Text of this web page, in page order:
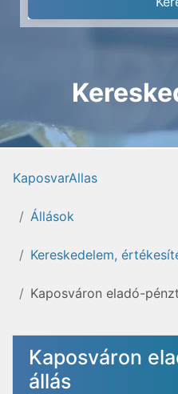
KaposvarAllas
Állások
Kereskedelem,
Kaposváron eladó-
Kaposváron
állás